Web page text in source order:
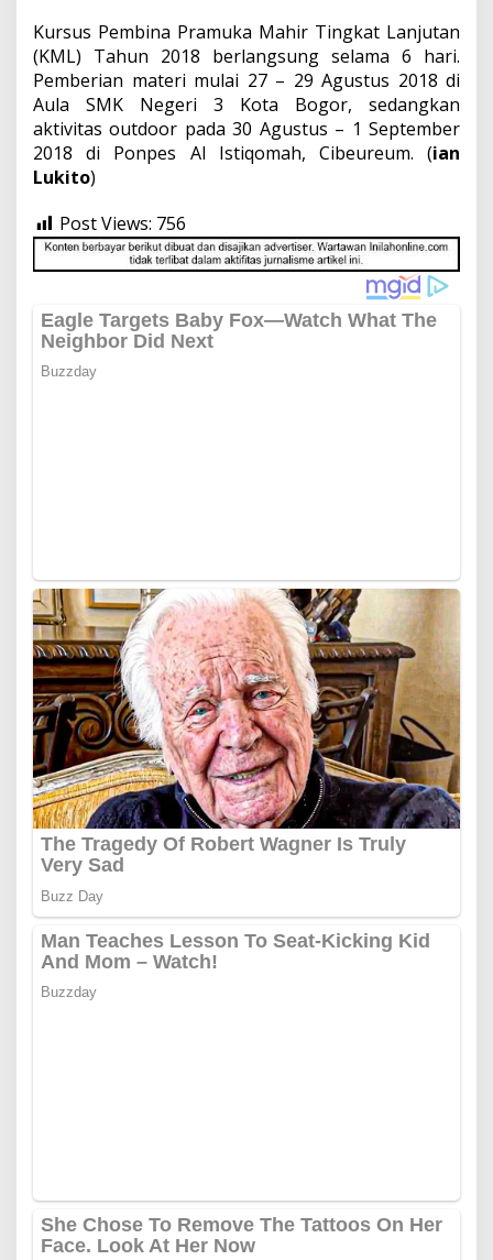
Kursus Pembina Pramuka Mahir Tingkat Lanjutan
(KML) Tahun 2018 berlangsung selama 6 hari.
Pemberian materi mulai 27 – 29 Agustus 2018 di
Aula SMK Negeri 3 Kota Bogor, sedangkan
aktivitas outdoor pada 30 Agustus – 1 September
2018 di Ponpes Al Istiqomah, Cibeureum. (ian
Lukito)
Post Views: 756